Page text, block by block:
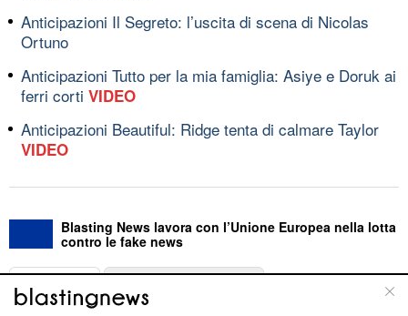
Anticipazioni Il Segreto: l’uscita di scena di Nicolas
Ortuno
Anticipazioni Tutto per la mia famiglia: Asiye e Doruk ai
ferri corti VIDEO
Anticipazioni Beautiful: Ridge tenta di calmare Taylor
VIDEO
Blasting News lavora con l’Unione Europea nella lotta
contro le fake news
ABOUT